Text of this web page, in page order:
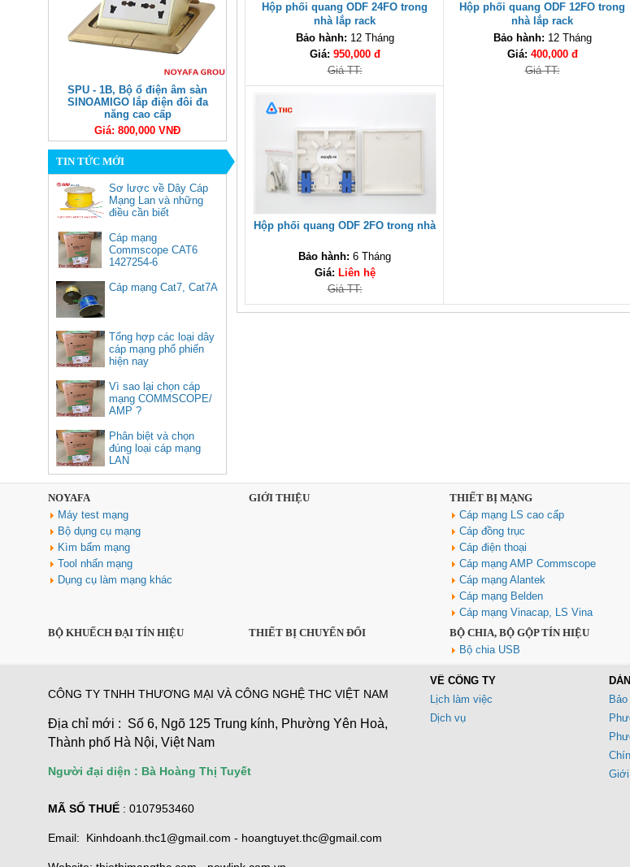
SPU - 1B, Bộ ổ điện âm sàn
SINOAMIGO lắp điện đôi đa
năng cao cấp
Giá: 800,000 VNĐ
50252, Bộ chuyển USB Type C
sang Lan 100/1000 kèm 3 cổng
USB 3.0 Ugreen cao cấp
Cáp HDMI 2.1 dài 10M sợi
quang 8K C11028DGY (Hỗ trợ
Giá: 1,670,000 VNĐ
lắp Điện, mạng màu đồng cao
cấp
Giá: 800,000 VNĐ
TIN TỨC MỚI
Sơ lược về Dây Cáp
Mạng Lan và những
điều cần biết
Cáp mạng
Commscope CAT6
1427254-6
Cáp mạng Cat7, Cat7A
Tổng hợp các loại dây
cáp mạng phổ phiến
hiện nay
Vì sao lại chọn cáp
mạng COMMSCOPE/
AMP ?
Phân biệt và chọn
đúng loại cáp mạng
LAN
Hộp phối quang ODF 24FO trong
nhà lắp rack
Bảo hành: 12 Tháng
Giá: 950,000 đ
Giá TT:
Hộp phối quang ODF 12FO trong
nhà lắp rack
Bảo hành: 12 Tháng
Giá: 400,000 đ
Giá TT:
Hộp phối quang ODF 2FO trong nhà
Bảo hành: 6 Tháng
Giá: Liên hệ
Giá TT:
NOYAFA
Máy test mạng
Bộ dụng cụ mạng
Kìm bấm mạng
Tool nhấn mạng
Dụng cụ làm mạng khác
GIỚI THIỆU
THIẾT BỊ MẠNG
Cáp mạng LS cao cấp
Cáp đồng trục
Cáp điện thoại
Cáp mạng AMP Commscope
Cáp mạng Alantek
Cáp mạng Belden
Cáp mạng Vinacap, LS Vina
BỘ KHUẾCH ĐẠI TÍN HIỆU THIẾT BỊ CHUYỂN ĐỔI
BỘ CHIA, BỘ GỘP TÍN HIỆU
Bộ chia USB
CÔNG TY TNHH THƯƠNG MẠI VÀ CÔNG NGHỆ THC VIỆT NAM
Địa chỉ mới : Số 6, Ngõ 125 Trung kính, Phường Yên Hoà,
Thành phố Hà Nội, Việt Nam
Người đại diện : Bà Hoàng Thị Tuyết
MÃ SỐ THUẾ : 0107953460
Email: Kinhdoanh.thc1@gmail.com - hoangtuyet.thc@gmail.com
VỀ CÔNG TY
Lịch làm việc
Dịch vụ